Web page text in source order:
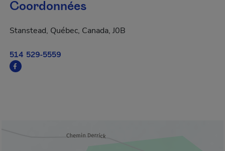
Coordonnées
Stanstead, Québec, Canada, J0B
514 529-5559